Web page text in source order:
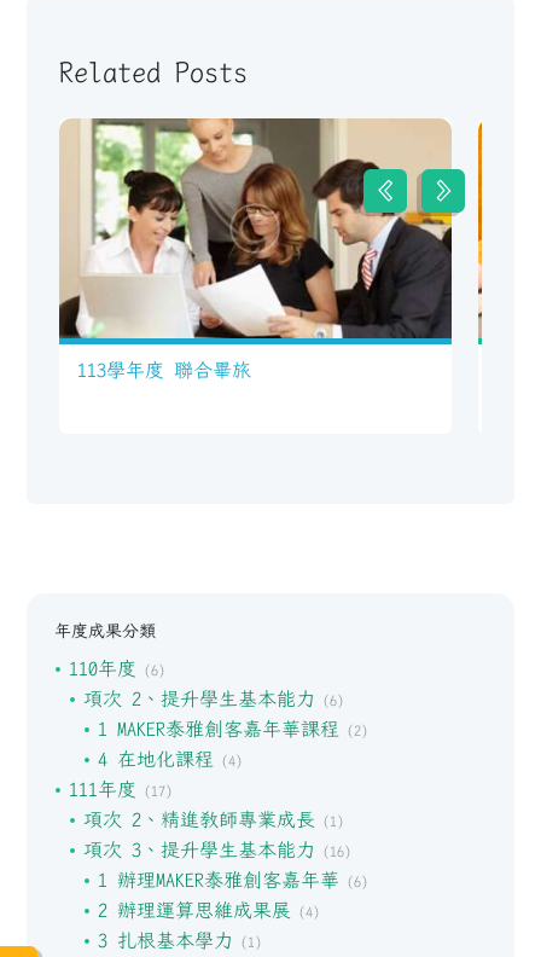
Related Posts
113學年度 聯合畢旅
年度成果分類
110年度 (6)
項次 2、提升學生基本能力 (6)
1 MAKER泰雅創客嘉年華課程 (2)
4 在地化課程 (4)
111年度 (17)
項次 2、精進教師專業成長 (1)
項次 3、提升學生基本能力 (16)
1 辦理MAKER泰雅創客嘉年華 (6)
2 辦理運算思維成果展 (4)
3 扎根基本學力 (1)